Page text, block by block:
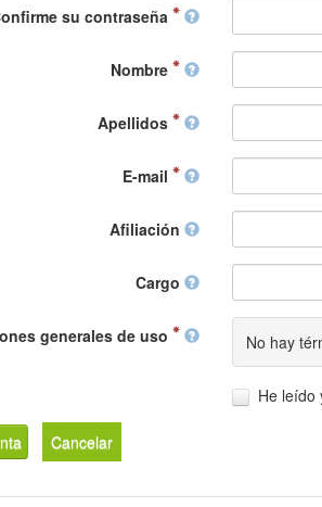
su contraseña
Nombre
Apellidos
E-mail
Afiliación
Cargo
generales de uso No hay
He leído
Cancelar